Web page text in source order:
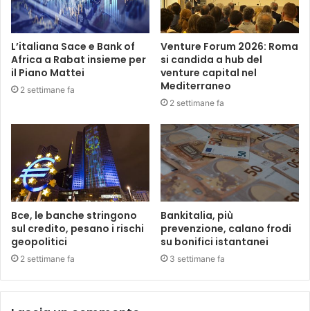
L’italiana Sace e Bank of
Africa a Rabat insieme per
il Piano Mattei
2 settimane fa
Venture Forum 2026: Roma
si candida a hub del
venture capital nel
Mediterraneo
2 settimane fa
Bce, le banche stringono
sul credito, pesano i rischi
geopolitici
2 settimane fa
Bankitalia, più
prevenzione, calano frodi
su bonifici istantanei
3 settimane fa